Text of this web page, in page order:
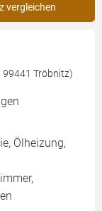
vergleichen
99441 Tröbnitz)
Ölheizung,